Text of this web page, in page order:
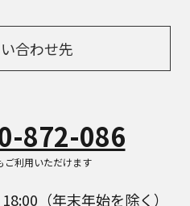
合わせ先
872-086
利用いただけます
（年末年始を除く）